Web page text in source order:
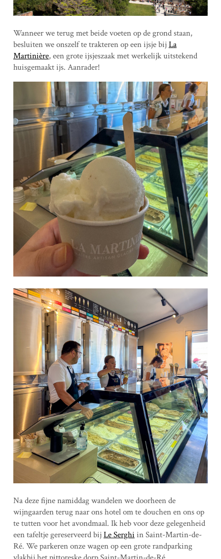
Wanneer we terug met beide voeten op de grond staan,
besluiten we onszelf te trakteren op een ijsje bijLa
Martinière, een grote ijsjeszaak met werkelijk uitstekend
huisgemaakt ijs. Aanrader!
Na deze fijne namiddag wandelen we doorheen de
wijngaarden terug naar ons hotel om te douchen en ons op
te tutten voor het avondmaal. Ik heb voor deze gelegenheid
een tafeltje gereserveerd bijLe Serghiin Saint-Martin-de-
Ré. We parkeren onze wagen op een grote randparking